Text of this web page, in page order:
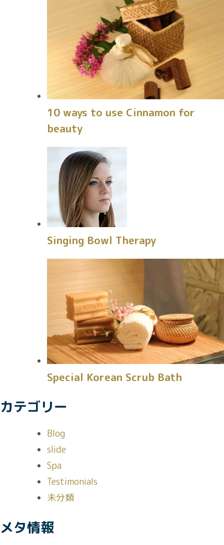
10 ways to use Cinnamon for
beauty
Singing Bowl Therapy
Special Korean Scrub Bath
カテゴリー
Blog
slide
Spa
Testimonials
未分類
メタ情報